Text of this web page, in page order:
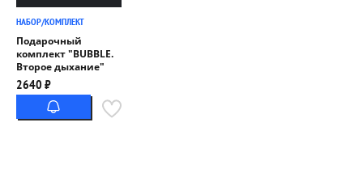
НАБОР/КОМПЛЕКТ
Подарочный
комплект "BUBBLE.
Второе дыхание"
2640 ₽